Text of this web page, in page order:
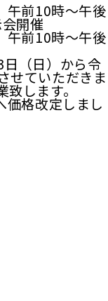
午前10時～午後
開催
午前10時～午後
（日）から令
せていただきま
します。
格改定しまし